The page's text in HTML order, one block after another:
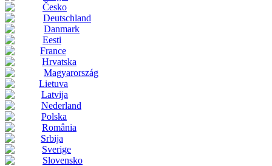
Česko
Deutschland
Danmark
Eesti
France
Hrvatska
Magyarország
Lietuva
Latvija
Nederland
Polska
România
Srbija
Sverige
Slovensko